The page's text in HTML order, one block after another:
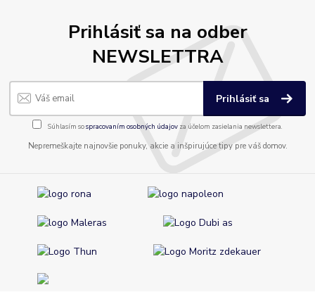
Prihlásiť sa na odber
NEWSLETTRA
Prihlásiť sa
Súhlasím sospracovaním osobných údajov za účelom zasielania newslettera.
Nepremeškajte najnovšie ponuky, akcie a inšpirujúce tipy pre váš domov.